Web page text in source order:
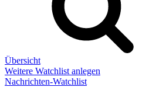
Übersicht
Weitere Watchlist anlegen
Nachrichten-Watchlist